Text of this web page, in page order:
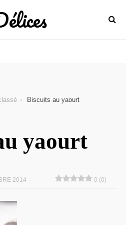
Biscuits au yaourt
yaourt
2014 0 (0)